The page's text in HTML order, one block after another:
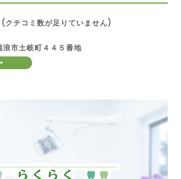
クチコミ数が足りていません)
市土岐町４４５番地